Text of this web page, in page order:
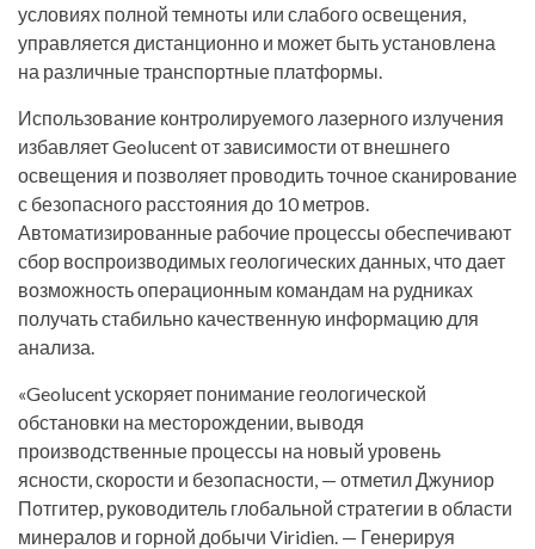
условиях полной темноты или слабого освещения,
управляется дистанционно и может быть установлена
на различные транспортные платформы.
Использование контролируемого лазерного излучения
избавляет Geolucent от зависимости от внешнего
освещения и позволяет проводить точное сканирование
с безопасного расстояния до 10 метров.
Автоматизированные рабочие процессы обеспечивают
сбор воспроизводимых геологических данных, что дает
возможность операционным командам на рудниках
получать стабильно качественную информацию для
анализа.
«Geolucent ускоряет понимание геологической
обстановки на месторождении, выводя
производственные процессы на новый уровень
ясности, скорости и безопасности, — отметил Джуниор
Потгитер, руководитель глобальной стратегии в области
минералов и горной добычи Viridien. — Генерируя